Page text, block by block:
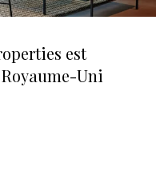
est
Uni